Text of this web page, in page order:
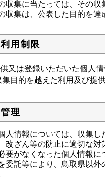
収集に当たっては、その収
収集は、公表した目的を達
用制限
又は登録いただいた個人情
目的を越えた利用及び提
理
人情報については、収集し
改ざん等の防止に適切な対
要がなくなった個人情報に
委託等により、鳥取県以